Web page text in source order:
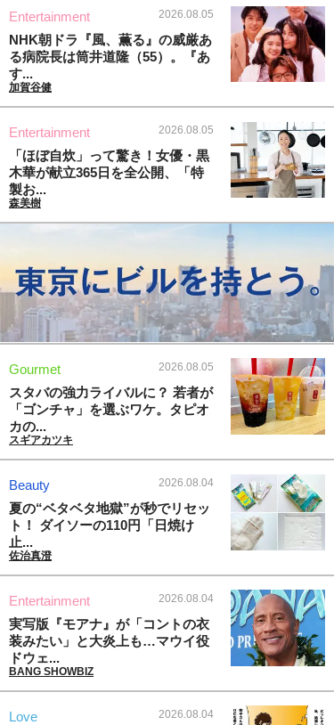
Entertainment 2026.08.05
NHK朝ドラ『風、薫る』の威厳あ
る病院長は筒井道隆（55）。『あ
す...
加賀谷健
Entertainment 2026.08.05
「ほぼ自炊」って驚き！女優・黒
木華が献立365日を全公開、「特
製お...
森美樹
Gourmet 2026.08.05
スタバの強力ライバルに？ 若者が
「ゴンチャ」を選ぶワケ。タピオ
カの...
スギアカツキ
Beauty 2026.08.04
夏の“ベタベタ地獄”が秒でリセッ
ト！ ダイソーの110円「日焼け
止...
佐治真澄
Entertainment 2026.08.04
実写版『モアナ』が「コントの衣
装みたい」と大炎上も…マウイ役
ドウェ...
BANG SHOWBIZ
Love 2026.08.04